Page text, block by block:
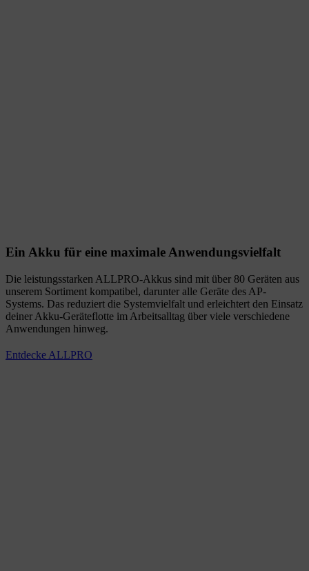
Ein Akku für eine maximale Anwendungsvielfalt
Die leistungsstarken ALLPRO-Akkus sind mit über 80 Geräten aus
unserem Sortiment kompatibel, darunter alle Geräte des AP-
Systems. Das reduziert die Systemvielfalt und erleichtert den Einsatz
deiner Akku-Geräteflotte im Arbeitsalltag über viele verschiedene
Anwendungen hinweg.
Entdecke ALLPRO